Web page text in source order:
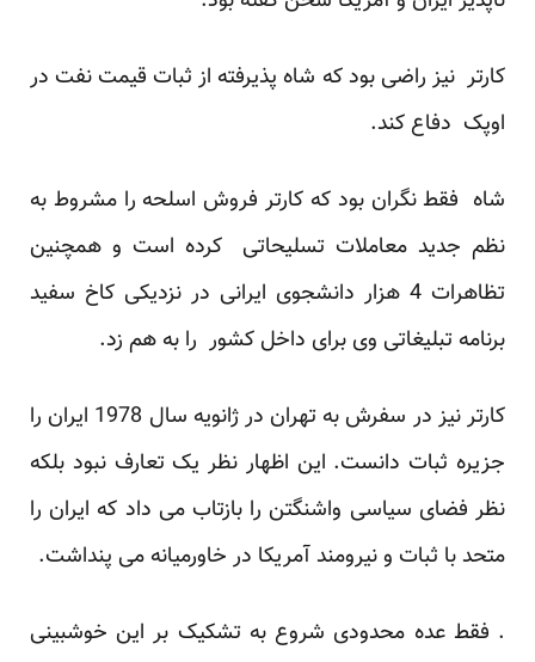
کارتر نیز راضی بود که شاه پذیرفته از ثبات قیمت نفت در
اوپک دفاع کند.
شاه فقط نگران بود که کارتر فروش اسلحه را مشروط به
نظم جدید معاملات تسلیحاتی کرده است و همچنین
تظاهرات 4 هزار دانشجوی ایرانی در نزدیکی کاخ سفید
برنامه تبلیغاتی وی برای داخل کشور را به هم زد.
کارتر نیز در سفرش به تهران در ژانویه سال 1978 ایران را
جزیره ثبات دانست. این اظهار نظر یک تعارف نبود بلکه
نظر فضای سیاسی واشنگتن را بازتاب می داد که ایران را
متحد با ثبات و نیرومند آمریکا در خاورمیانه می پنداشت.
. فقط عده محدودی شروع به تشکیک بر این خوشبینی